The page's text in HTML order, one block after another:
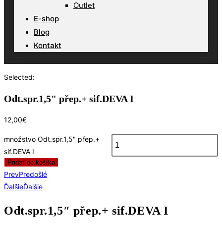
Outlet
E-shop
Blog
Kontakt
Selected:
Odt.spr.1,5" přep.+ sif.DEVA I
12,00€
množstvo Odt.spr.1,5" přep.+
sif.DEVA I
Pridať do košíka
PrevPredošlé
ĎalšieĎalšie
Odt.spr.1,5″ přep.+ sif.DEVA I